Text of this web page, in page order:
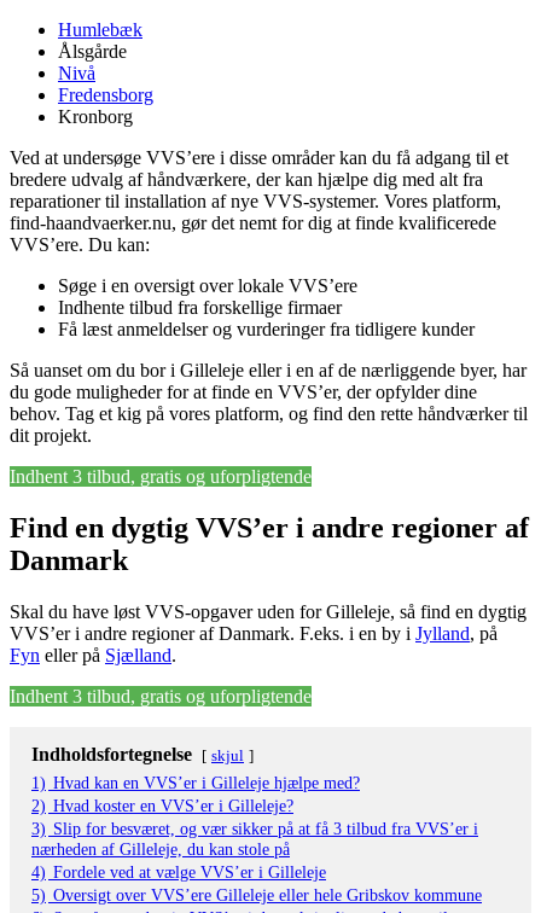
Humlebæk
Ålsgårde
Nivå
Fredensborg
Kronborg
Ved at undersøge VVS’ere i disse områder kan du få adgang til et
bredere udvalg af håndværkere, der kan hjælpe dig med alt fra
reparationer til installation af nye VVS-systemer. Vores platform,
find-haandvaerker.nu, gør det nemt for dig at finde kvalificerede
VVS’ere. Du kan:
Søge i en oversigt over lokale VVS’ere
Indhente tilbud fra forskellige firmaer
Få læst anmeldelser og vurderinger fra tidligere kunder
Så uanset om du bor i Gilleleje eller i en af de nærliggende byer, har
du gode muligheder for at finde en VVS’er, der opfylder dine
behov. Tag et kig på vores platform, og find den rette håndværker til
dit projekt.
Indhent 3 tilbud, gratis og uforpligtende
Find en dygtig VVS’er i andre regioner af
Danmark
Skal du have løst VVS-opgaver uden for Gilleleje, så find en dygtig
VVS’er i andre regioner af Danmark. F.eks. i en by i Jylland, på
Fyn eller på Sjælland.
Indhent 3 tilbud, gratis og uforpligtende
Indholdsfortegnelse skjul
1) Hvad kan en VVS’er i Gilleleje hjælpe med?
2) Hvad koster en VVS’er i Gilleleje?
3) Slip for besværet, og vær sikker på at få 3 tilbud fra VVS’er i
nærheden af Gilleleje, du kan stole på
4) Fordele ved at vælge VVS’er i Gilleleje
5) Oversigt over VVS’ere Gilleleje eller hele Gribskov kommune